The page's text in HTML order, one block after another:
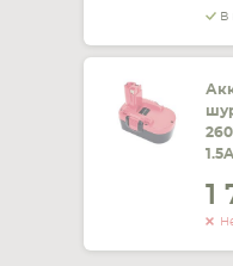
В
1